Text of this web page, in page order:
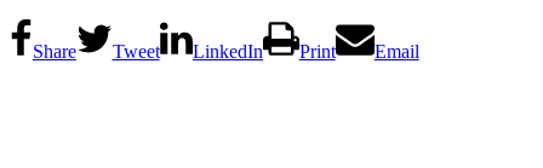
Share Tweet LinkedIn Print Email